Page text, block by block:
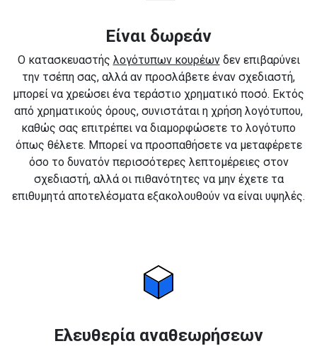
Είναι δωρεάν
Ο κατασκευαστής λογότυπων κουρέωνδεν επιβαρύνει
την τσέπη σας, αλλά αν προσλάβετε έναν σχεδιαστή,
μπορεί να χρεώσει ένα τεράστιο χρηματικό ποσό. Εκτός
από χρηματικούς όρους, συνιστάται η χρήση λογότυπου,
καθώς σας επιτρέπει να διαμορφώσετε το λογότυπο
όπως θέλετε. Μπορεί να προσπαθήσετε να μεταφέρετε
όσο το δυνατόν περισσότερες λεπτομέρειες στον
σχεδιαστή, αλλά οι πιθανότητες να μην έχετε τα
επιθυμητά αποτελέσματα εξακολουθούν να είναι υψηλές.
Ελευθερία αναθεωρήσεων